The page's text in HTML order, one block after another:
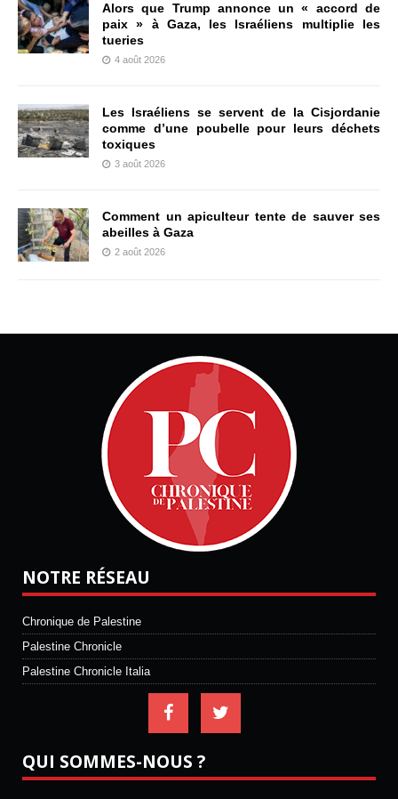
Alors que Trump annonce un « accord de
paix » à Gaza, les Israéliens multiplie les
tueries
4 août 2026
Les Israéliens se servent de la Cisjordanie
comme d’une poubelle pour leurs déchets
toxiques
3 août 2026
Comment un apiculteur tente de sauver ses
abeilles à Gaza
2 août 2026
NOTRE RÉSEAU
Chronique de Palestine
Palestine Chronicle
Palestine Chronicle Italia
QUI SOMMES-NOUS ?